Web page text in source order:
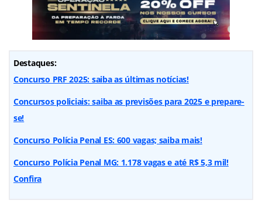
Destaques:
Concurso PRF 2025: saiba as últimas notícias!
Concursos policiais: saiba as previsões para 2025 e prepare-
se!
Concurso Polícia Penal ES: 600 vagas; saiba mais!
Concurso Polícia Penal MG: 1.178 vagas e até R$ 5,3 mil!
Confira